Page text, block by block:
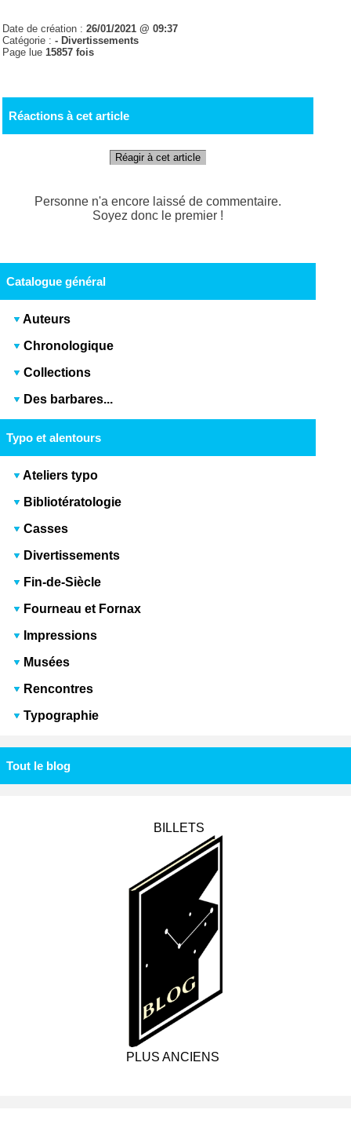
Date de création :26/01/2021 @ 09:37
Catégorie :- Divertissements
Page lue 15857 fois
Réactions à cet article
Réagir à cet article
Personne n'a encore laissé de commentaire.
Soyez donc le premier !
Catalogue général
Auteurs
Chronologique
Collections
Des barbares...
Typo et alentours
Ateliers typo
Bibliotératologie
Casses
Divertissements
Fin-de-Siècle
Fourneau et Fornax
Impressions
Musées
Rencontres
Typographie
Tout le blog
BILLETS
PLUS ANCIENS